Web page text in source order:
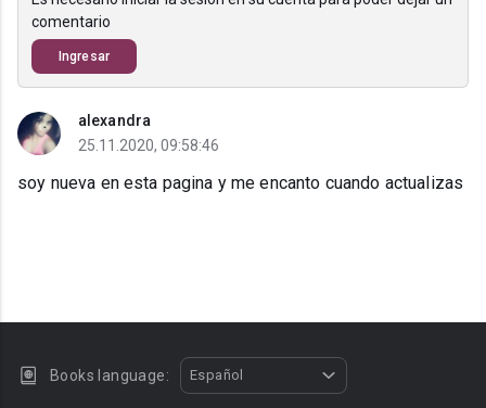
comentario
Ingresar
alexandra
25.11.2020, 09:58:46
soy nueva en esta pagina y me encanto cuando actualizas
Books language: Español